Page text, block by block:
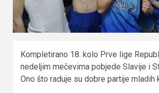
Kompletirano 18. kolo Prve lige
nedeljim mečevima pobjede Slavije i
Ono što raduje su dobre partije mladih